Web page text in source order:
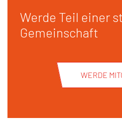
Werde Teil einer
Gemeinschaft
WERDE